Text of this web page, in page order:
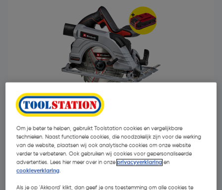
€ 150,49 | Excl. btw € 124,37
Om je beter te helpen, gebruikt Toolstation cookies en vergelijkbare
technieken. Naast functionele cookies, die noodzakelijk zijn voor de werking
van de website, plaatsen wij ook analytische cookies om onze website
verder te verbeteren. Ook gebruiken wij cookies voor gepersonaliseerde
advertenties. Lees hier meer over in onzeprivacyverklaring en
cookieverklaring.
Als je op 'Akkoord' klikt, dan geef je ons toestemming om alle cookies te